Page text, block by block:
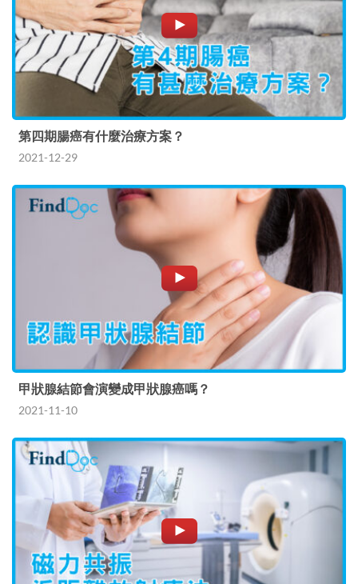
第四期腸癌有什麼治療方案？
2021-12-29
甲狀腺結節會演變成甲狀腺癌嗎？
2021-11-10